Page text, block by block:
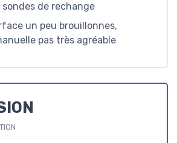
sondes de rechange
un peu brouillonnes,
pas très agréable